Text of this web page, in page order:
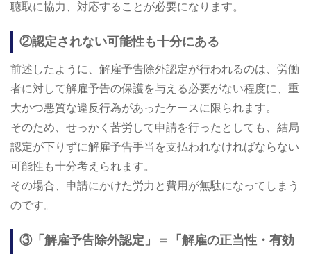
聴取に協力、対応することが必要になります。
②認定されない可能性も十分にある
前述したように、解雇予告除外認定が行われるのは、労働
者に対して解雇予告の保護を与える必要がない程度に、重
大かつ悪質な違反行為があったケースに限られます。
そのため、せっかく苦労して申請を行ったとしても、結局
認定が下りずに解雇予告手当を支払われなければならない
可能性も十分考えられます。
その場合、申請にかけた労力と費用が無駄になってしまう
のです。
③「解雇予告除外認定」＝「解雇の正当性・有効